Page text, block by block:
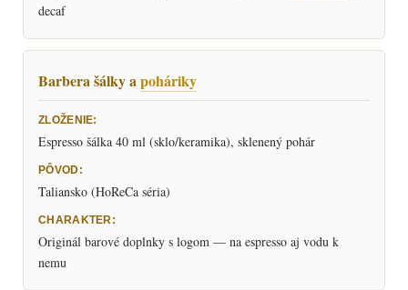
decaf
Barbera šálky apoháriky
Espresso šálka 40 ml (sklo/keramika), sklenený pohár
Taliansko (HoReCa séria)
Originál barové doplnky s logom — na espresso aj vodu k
nemu